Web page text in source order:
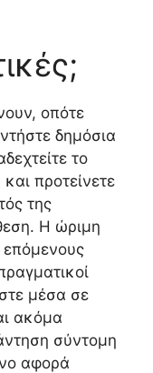
οπότε
δημόσια
το
προτείνετε
της
Η ώριμη
επόμενους
μέσα σε
ακόμα
σύντομη
αφορά